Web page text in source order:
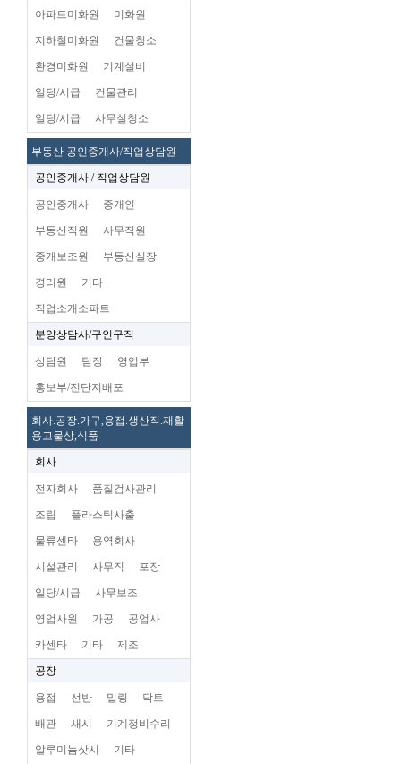
아파트미화원 미화원
지하철미화원 건물청소
환경미화원 기계설비
일당/시급 건물관리
일당/시급 사무실청소
부동산 공인중개사/직업상담원
공인중개사 / 직업상담원
공인중개사 중개인
부동산직원 사무직원
중개보조원 부동산실장
경리원 기타
직업소개소파트
분양상담사/구인구직
상담원 팀장 영업부
홍보부/전단지배포
회사.공장.가구,용접.생산직.재활
용고물상,식품
회사
전자회사 품질검사관리
조립 플라스틱사출
물류센타 용역회사
시설관리 사무직 포장
일당/시급 사무보조
영업사원 가공 공업사
카센타 기타 제조
공장
용접 선반 밀링 닥트
배관 새시 기계정비수리
알루미늄삿시 기타